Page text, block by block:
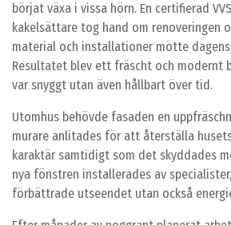
börjat växa i vissa hörn. En certifierad
kakelsättare tog hand om renoveringen
material och installationer mötte
Resultatet blev ett fräscht och modernt
var snyggt utan även hållbart över tid.
Utomhus behövde fasaden en
murare anlitades för att återställa
karaktär samtidigt som det skyddades
nya fönstren installerades av
förbättrade utseendet utan också